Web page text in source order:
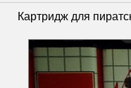
Картридж для